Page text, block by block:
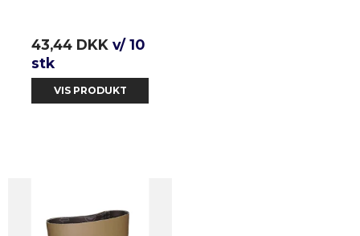
43,44 DKK v/ 10
stk
VIS PRODUKT